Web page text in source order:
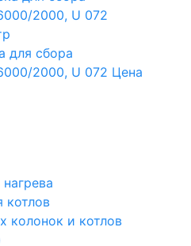
для сбора
2000, U 072 Цена
котлов
колонок и котлов